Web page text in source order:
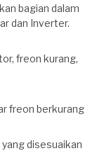
bagian dalam
dan Inverter.
freon kurang,
freon berkurang
disesuaikan